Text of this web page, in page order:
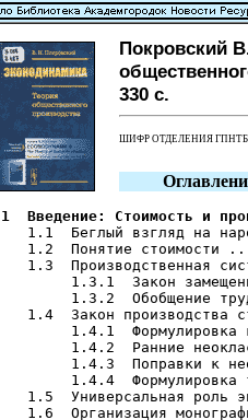
Покровский
330 с.
ШИФР ОТДЕЛЕНИЯ
1  Введение: Стоимость и
1.1  Беглый взгляд на
1.2  Понятие стоимости
1.3  Производственная
1.3.1  Закон
1.3.2  Обобщение
1.4  Закон производства
1.4.1  Формулировка
1.4.2  Ранние
1.4.3  Поправки к
1.4.4  Формулировка
1.5  Универсальная роль